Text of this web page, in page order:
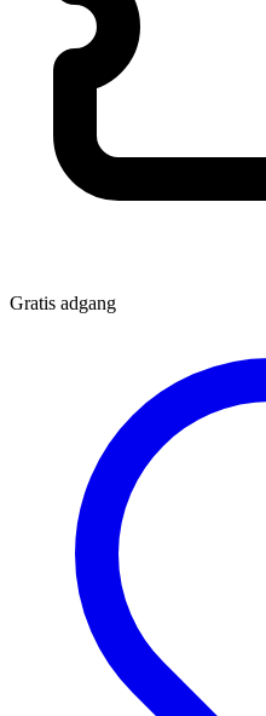
Gratis adgang